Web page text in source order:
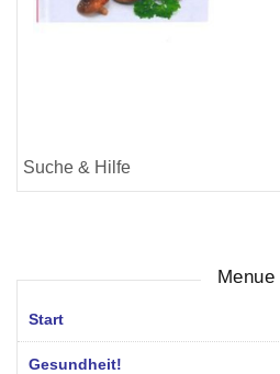
Menue
Start
Gesundheit!